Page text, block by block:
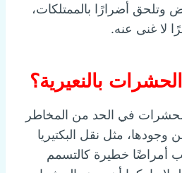
وتلحق أضرارًا بالممتلكات،
لا غنى عنه.
بالنعيرية؟
في الحد من المخاطر
وجودها، مثل نقل البكتيريا
أمراضًا خطيرة كالتسمم